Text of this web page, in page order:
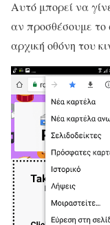
Αυτό μπορεί να
αν προσθέσουμε το
αρχική οθόνη του